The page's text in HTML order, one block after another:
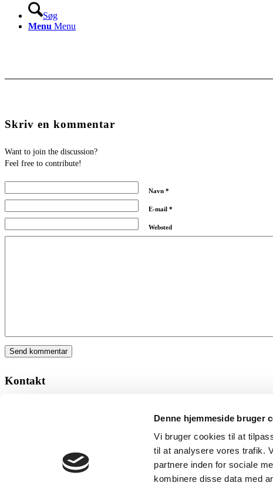
Denne hjemmeside bruger
Vi bruger cookies til at
til at analysere vores trafik.
partnere inden for sociale
kombinere disse data med
Søg
Menu Menu
Skriv en kommentar
Want to join the discussion?
Feel free to contribute!
Navn *
E-mail *
Websted
Kontakt
CVR: 16669792
© Copyright - NG Metal A/S